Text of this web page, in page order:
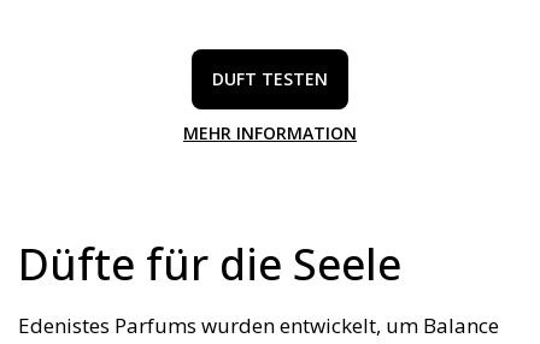
DUFT TESTEN
MEHR INFORMATION
Düfte für die Seele
Edenistes Parfums wurden entwickelt, um Balance